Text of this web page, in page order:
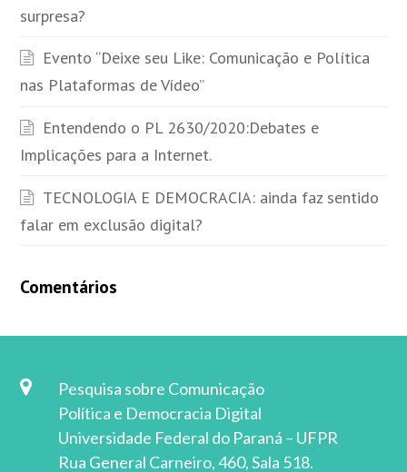
surpresa?
Evento “Deixe seu Like: Comunicação e Política
nas Plataformas de Vídeo”
Entendendo o PL 2630/2020:Debates e
Implicações para a Internet.
TECNOLOGIA E DEMOCRACIA: ainda faz sentido
falar em exclusão digital?
Comentários
Pesquisa sobre Comunicação
Política e Democracia Digital
Universidade Federal do Paraná – UFPR
Rua General Carneiro, 460, Sala 518.